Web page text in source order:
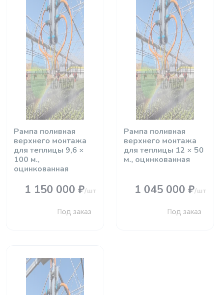
Рампа поливная
верхнего монтажа
для теплицы 9,6 ×
100 м.,
оцинкованная
1 150 000 ₽/шт
Под заказ
Рампа поливная
верхнего монтажа
для теплицы 12 × 50
м., оцинкованная
1 045 000 ₽/шт
Под заказ